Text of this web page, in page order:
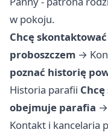
w pokoju.
Chcę
proboszczem →
poznać historię
Historia parafii
obejmuje parafia →
Kontakt i kancelaria